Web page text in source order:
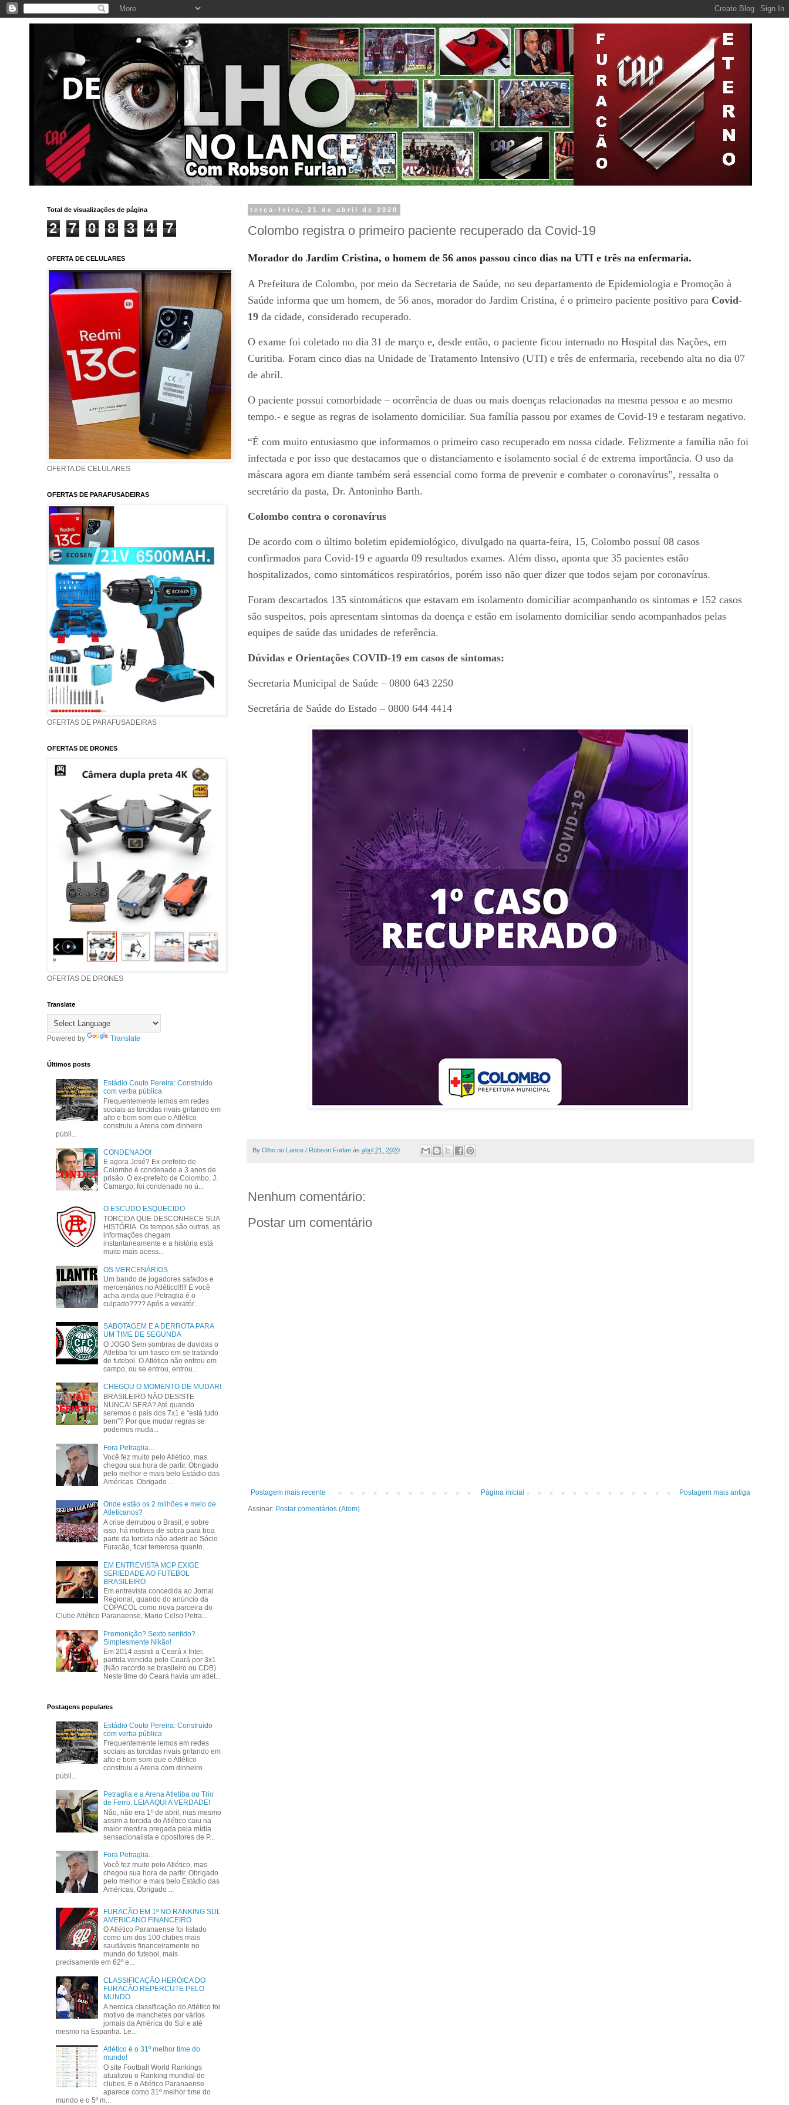
terça-feira, 21 de abril de 2020
Colombo registra o primeiro paciente recuperado da Covid-19
Morador do Jardim Cristina, o homem de 56 anos passou cinco dias na UTI e três na enfermaria.
A Prefeitura de Colombo, por meio da Secretaria de Saúde, no seu departamento de Epidemiologia e Promoção à
Saúde informa que um homem, de 56 anos, morador do Jardim Cristina, é o primeiro paciente positivo para Covid-
19 da cidade, considerado recuperado.
O exame foi coletado no dia 31 de março e, desde então, o paciente ficou internado no Hospital das Nações, em
Curitiba. Foram cinco dias na Unidade de Tratamento Intensivo (UTI) e três de enfermaria, recebendo alta no dia 07
de abril.
O paciente possui comorbidade – ocorrência de duas ou mais doenças relacionadas na mesma pessoa e ao mesmo
tempo.- e segue as regras de isolamento domiciliar. Sua família passou por exames de Covid-19 e testaram negativo.
“É com muito entusiasmo que informamos o primeiro caso recuperado em nossa cidade. Felizmente a família não foi
infectada e por isso que destacamos que o distanciamento e isolamento social é de extrema importância. O uso da
máscara agora em diante também será essencial como forma de prevenir e combater o coronavírus”, ressalta o
secretário da pasta, Dr. Antoninho Barth.
Colombo contra o coronavírus
De acordo com o último boletim epidemiológico, divulgado na quarta-feira, 15, Colombo possuí 08 casos
confirmados para Covid-19 e aguarda 09 resultados exames. Além disso, aponta que 35 pacientes estão
hospitalizados, como sintomáticos respiratórios, porém isso não quer dizer que todos sejam por coronavírus.
Foram descartados 135 sintomáticos que estavam em isolamento domiciliar acompanhando os sintomas e 152 casos
são suspeitos, pois apresentam sintomas da doença e estão em isolamento domiciliar sendo acompanhados pelas
equipes de saúde das unidades de referência.
Dúvidas e Orientações COVID-19 em casos de sintomas:
Secretaria Municipal de Saúde – 0800 643 2250
Secretária de Saúde do Estado – 0800 644 4414
By Olho no Lance / Robson Furlan às abril 21, 2020
Nenhum comentário:
Postar um comentário
Postagem mais recente Postagem mais antiga
Página inicial
Assinar: Postar comentários (Atom)
Total de visualizações de página
2 7 0 8 3 4 7
OFERTA DE CELULARES
OFERTA DE CELULARES
OFERTAS DE PARAFUSADEIRAS
OFERTAS DE PARAFUSADEIRAS
OFERTAS DE DRONES
OFERTAS DE DRONES
Translate
Powered by Translate
Últimos posts
Estádio Couto Pereira: Construído
com verba pública
Frequentemente lemos em redes
sociais as torcidas rivais gritando em
alto e bom som que o Atlético
construiu a Arena com dinheiro
públi...
CONDENADO!
E agora José? Ex-prefeito de
Colombo é condenado a 3 anos de
prisão. O ex-prefeito de Colombo, J.
Camargo, foi condenado no ú...
O ESCUDO ESQUECIDO
TORCIDA QUE DESCONHECE SUA
HISTÓRIA Os tempos são outros, as
informações chegam
instantaneamente e a história está
muito mais acess...
OS MERCENÁRIOS
Um bando de jogadores safados e
mercenários no Atlético!!!!! E você
acha ainda que Petraglia é o
culpado???? Após a vexatór...
SABOTAGEM E A DERROTA PARA
UM TIME DE SEGUNDA
O JOGO Sem sombras de duvidas o
Atletiba foi um fiasco em se tratando
de futebol. O Atlético não entrou em
campo, ou se entrou, entrou...
CHEGOU O MOMENTO DE MUDAR!
BRASILEIRO NÃO DESISTE
NUNCA! SERÁ? Até quando
seremos o país dos 7x1 e “está tudo
bem”? Por que mudar regras se
podemos muda...
Fora Petraglia...
Você fez muito pelo Atlético, mas
chegou sua hora de partir. Obrigado
pelo melhor e mais belo Estádio das
Américas. Obrigado ...
Onde estão os 2 milhões e meio de
Atleticanos?
A crise derrubou o Brasil, e sobre
isso, há motivos de sobra para boa
parte da torcida não aderir ao Sócio
Furacão, ficar temerosa quanto...
EM ENTREVISTA MCP EXIGE
SERIEDADE AO FUTEBOL
BRASILEIRO
Em entrevista concedida ao Jornal
Regional, quando do anúncio da
COPACOL como nova parceira do
Clube Atlético Paranaense, Mario Celso Petra...
Premonição? Sexto sentido?
Simplesmente Nikão!
Em 2014 assisti a Ceará x Inter,
partida vencida pelo Ceará por 3x1
(Não recordo se brasileiro ou CDB).
Neste time do Ceará havia um atlet...
Postagens populares
Estádio Couto Pereira: Construído
com verba pública
Frequentemente lemos em redes
sociais as torcidas rivais gritando em
alto e bom som que o Atlético
construiu a Arena com dinheiro
públi...
Petraglia e a Arena Atletiba ou Trio
de Ferro. LEIA AQUI A VERDADE!
Não, não era 1º de abril, mas mesmo
assim a torcida do Atlético caiu na
maior mentira pregada pela mídia
sensacionalista e opositores de P...
Fora Petraglia...
Você fez muito pelo Atlético, mas
chegou sua hora de partir. Obrigado
pelo melhor e mais belo Estádio das
Américas. Obrigado ...
FURACÃO EM 1º NO RANKING SUL
AMERICANO FINANCEIRO
O Atlético Paranaense foi listado
como um dos 100 clubes mais
saudáveis financeiramente no
mundo do futebol, mais
precisamente em 62º e...
CLASSIFICAÇÃO HERÓICA DO
FURACÃO REPERCUTE PELO
MUNDO
A heroica classificação do Atlético foi
motivo de manchetes por vários
jornais da América do Sul e até
mesmo na Espanha. Le...
Atlético é o 31º melhor time do
mundo!
O site Football World Rankings
atualizou o Ranking mundial de
clubes. E o Atlético Paranaense
aparece como 31º melhor time do
mundo e o 5º m...